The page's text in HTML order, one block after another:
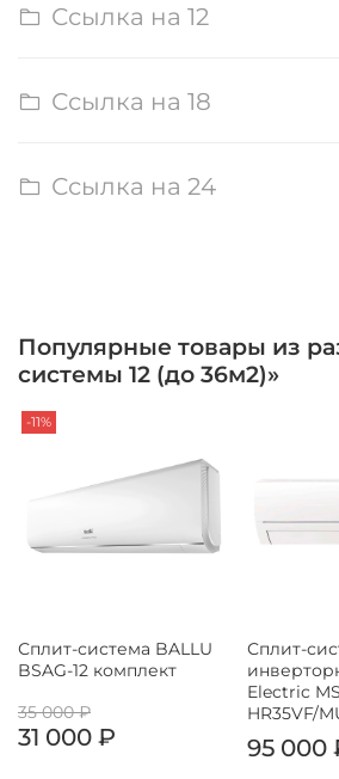
Ссылка на 12
Ссылка на 18
Ссылка на 24
Популярные товары из
системы 12 (до 36м2)»
-11%
Сплит-система BALLU
BSAG-12 комплект
35 000 ₽
31 000 ₽
Сплит-
Electric
HR35VF/
95 000